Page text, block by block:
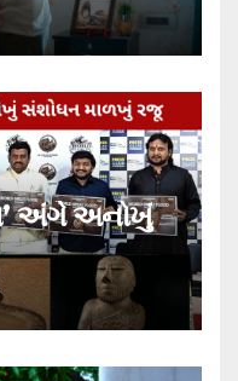
અંગે અનોખું